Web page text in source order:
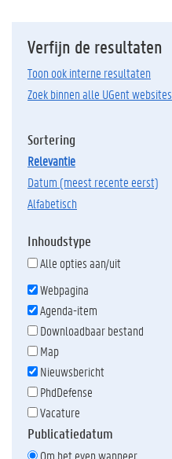
Verfijn de resultaten
Toon ook interne resultaten
Zoek binnen alle UGent websites
Sortering
relevantie
datum (meest recente eerst)
alfabetisch
Inhoudstype
Alle opties aan/uit
Webpagina
Agenda-item
Downloadbaar bestand
Map
Nieuwsbericht
PhdDefense
Vacature
Publicatiedatum
Om het even wanneer